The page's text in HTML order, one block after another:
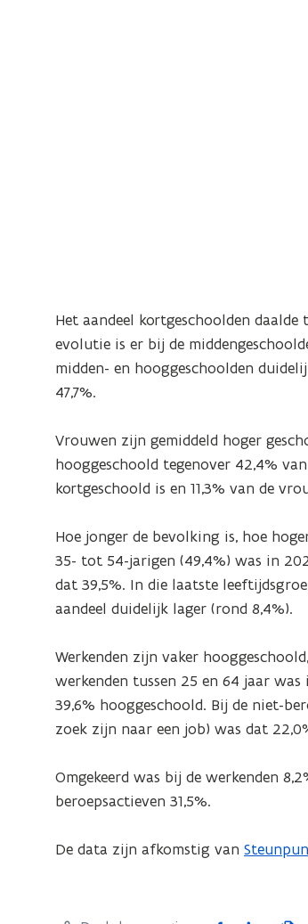
Het aandeel kortgeschoolden daalde
evolutie is er bij de
midden- en hooggeschoolden
47,7%.
Vrouwen zijn gemiddeld hoger
hooggeschoold tegenover 42,4%
kortgeschoold is en 11,3% van de
Hoe jonger de bevolking is, hoe
35- tot 54-jarigen (49,4%) was in
dat 39,5%. In die laatste
aandeel duidelijk lager (rond 8,4%).
Werkenden zijn vaker
werkenden tussen 25 en 64 jaar
39,6% hooggeschoold. Bij de niet-
zoek zijn naar een job) was dat
Omgekeerd was bij de werkenden
beroepsactieven 31,5%.
De data zijn afkomstig van(